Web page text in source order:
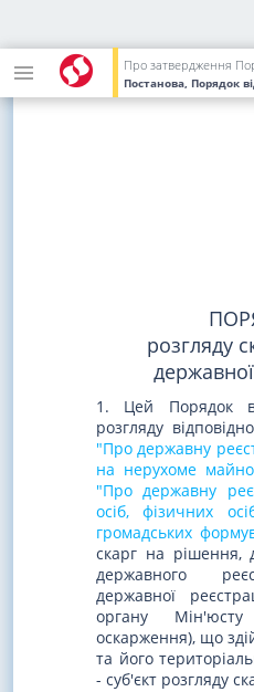
Постанова, Порядок
розгляду
1. Цей Порядок
розгляду
"Про державну
на нерухоме
"Про державну
осіб, фізичних
громадських
скарг на рішення,
державного
державної
органу
оскарження), що
та його
- суб'єкт розгляду